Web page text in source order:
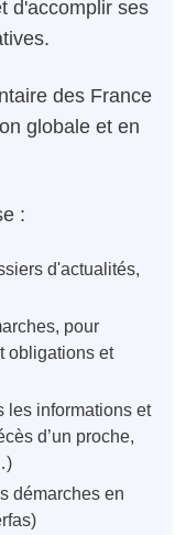
d'accomplir ses
des France
globale et en
:
d'actualités,
pour
obligations et
les informations et
d’un proche,
démarches en